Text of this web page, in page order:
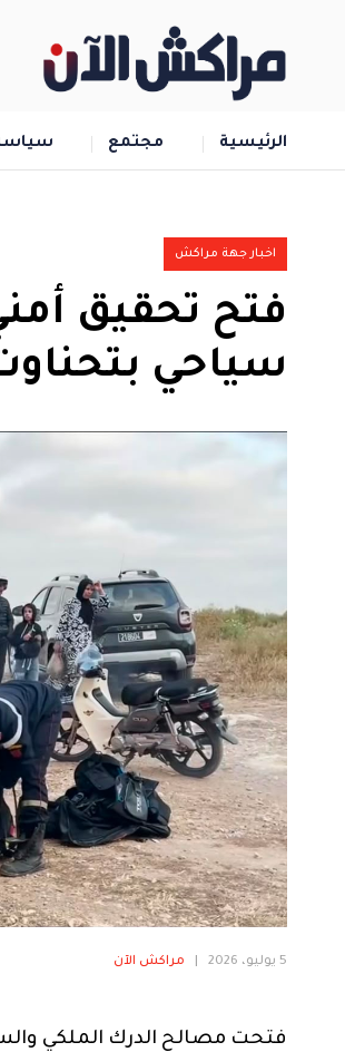
الرئيسية مجتمع
اخبار جهة مراكش
فتح تحقيق
سياحي
5 يوليو، 2026 مراكش الآن
فتحت مصالح الدرك الملكي